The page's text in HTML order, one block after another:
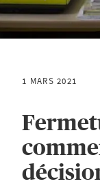
1 MARS 2021